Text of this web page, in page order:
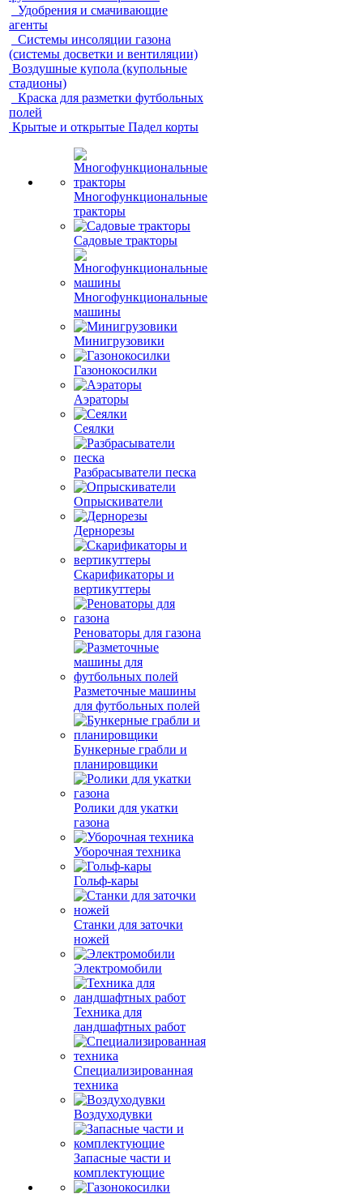
Удобрения и смачивающие
агенты
Системы инсоляции газона
(системы досветки и вентиляции)
Воздушные купола (купольные
стадионы)
Краска для разметки футбольных
полей
Крытые и открытые Падел корты
Многофункциональные
тракторы
Садовые тракторы
Многофункциональные
машины
Минигрузовики
Газонокосилки
Аэраторы
Сеялки
Разбрасыватели песка
Опрыскиватели
Дернорезы
Скарификаторы и
вертикуттеры
Реноваторы для газона
Разметочные машины
для футбольных полей
Бункерные грабли и
планировщики
Ролики для укатки
газона
Уборочная техника
Гольф-кары
Станки для заточки
ножей
Электромобили
Техника для
ландшафтных работ
Специализированная
техника
Воздуходувки
Запасные части и
комплектующие